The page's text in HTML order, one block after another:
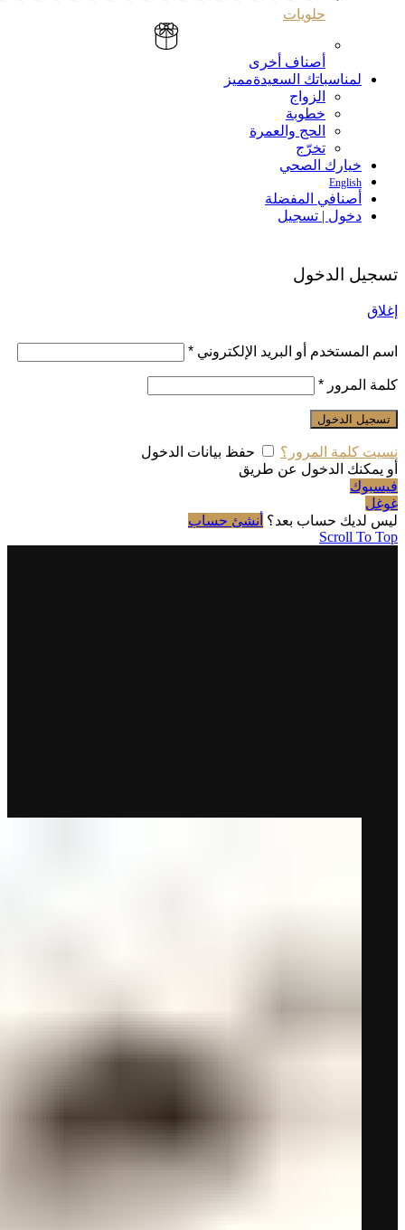
حلويات
أصناف أخرى
لمناسباتك السعيدةمميز
الزواج
خطوبة
الحج والعمرة
تخرّج
خيارك الصحي
English
أصنافي المفضلة
دخول | تسجيل
تسجيل الدخول
إغلاق
اسم المستخدم أو البريد الإلكتروني *
كلمة المرور *
تسجيل الدخول
نسيت كلمة المرور؟
حفظ بيانات الدخول
أو يمكنك الدخول عن طريق
فيسبوك
غوغل
ليس لديك حساب بعد؟ أنشئ حساب
Scroll To Top